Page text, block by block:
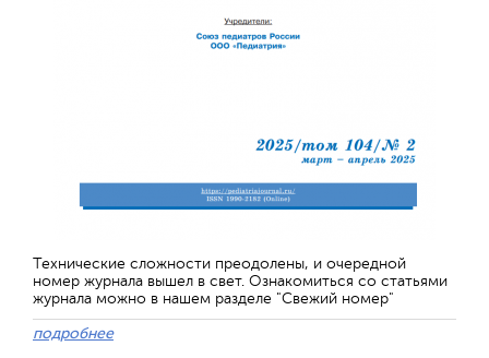
Технические сложности преодолены, и очередной
номер журнала вышел в свет. Ознакомиться со статьями
журнала можно в нашем разделе "Свежий номер"
подробнее